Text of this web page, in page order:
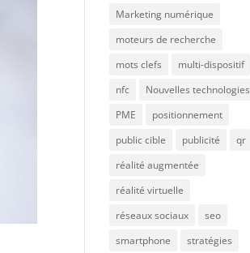
Marketing numérique
moteurs de recherche
mots clefs
multi-dispositif
nfc
Nouvelles technologies
PME
positionnement
public cible
publicité
qr
réalité augmentée
réalité virtuelle
réseaux sociaux
seo
smartphone
stratégies